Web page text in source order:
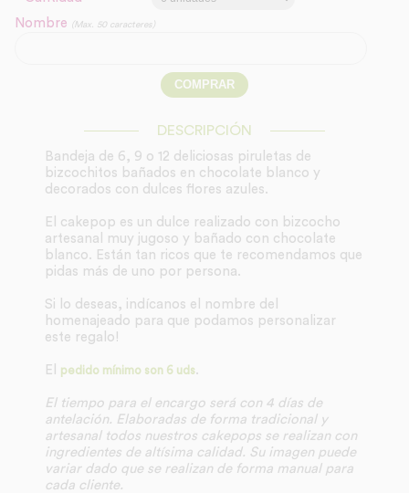
Nombre (Max. 50 caracteres)
DESCRIPCIÓN
Bandeja de 6, 9 o 12 deliciosas piruletas de
bizcochitos bañados en chocolate blanco y
decorados con dulces flores azules.
El cakepop es un dulce realizado con bizcocho
artesanal muy jugoso y bañado con chocolate
blanco. Están tan ricos que te recomendamos que
pidas más de uno por persona.
Si lo deseas, indícanos el nombre del
homenajeado para que podamos personalizar
este regalo!
El pedido mínimo son 6 uds.
El tiempo para el encargo será con 4 días de
antelación. Elaboradas de forma tradicional y
artesanal todos nuestros cakepops se realizan con
ingredientes de altísima calidad. Su imagen puede
variar dado que se realizan de forma manual para
cada cliente.